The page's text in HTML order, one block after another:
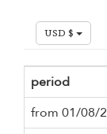
USD $
period
from 01/08/